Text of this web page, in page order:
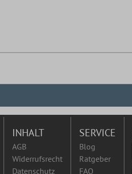
INHALT
AGB
Widerrufsrecht
Datenschutz
SERVICE
Blog
Ratgeber
FAQ